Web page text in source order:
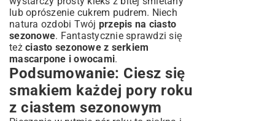
lub oprószenie cukrem pudrem. Niech
natura ozdobi Twój przepis na ciasto
sezonowe. Fantastycznie sprawdzi się
też ciasto sezonowe z serkiem
mascarpone i owocami.
Podsumowanie: Ciesz się
smakiem każdej pory roku
z ciastem sezonowym